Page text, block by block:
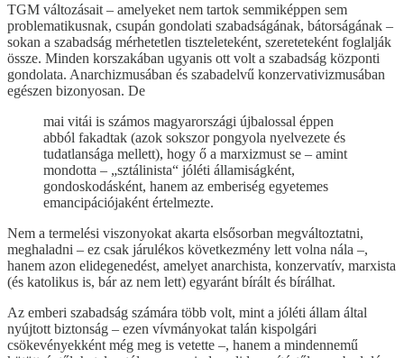
TGM változásait – amelyeket nem tartok semmiképpen sem
problematikusnak, csupán gondolati szabadságának, bátorságának –
sokan a szabadság mérhetetlen tiszteleteként, szereteteként foglalják
össze. Minden korszakában ugyanis ott volt a szabadság központi
gondolata. Anarchizmusában és szabadelvű konzervativizmusában
egészen bizonyosan. De
mai vitái is számos magyarországi újbalossal éppen
abból fakadtak (azok sokszor pongyola nyelvezete és
tudatlansága mellett), hogy ő a marxizmust se – amint
mondotta – „sztálinista“ jóléti államiságként,
gondoskodásként, hanem az emberiség egyetemes
emancipációjaként értelmezte.
Nem a termelési viszonyokat akarta elsősorban megváltoztatni,
meghaladni – ez csak járulékos következmény lett volna nála –,
hanem azon elidegenedést, amelyet anarchista, konzervatív, marxista
(és katolikus is, bár az nem lett) egyaránt bírált és bírálhat.
Az emberi szabadság számára több volt, mint a jóléti állam által
nyújtott biztonság – ezen vívmányokat talán kispolgári
csökevényekként még meg is vetette –, hanem a mindennemű